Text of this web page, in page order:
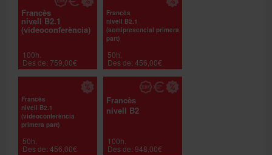
Francès
nivell B2.1
(videoconferència)
100h.
Des de: 759,00€
Francès
nivell B2.1
(semipresencial primera
part)
50h.
Des de: 456,00€
Francès
nivell B2.1
(videoconferència
primera part)
50h.
Des de: 456,00€
Francès
nivell B2
100h.
Des de: 948,00€